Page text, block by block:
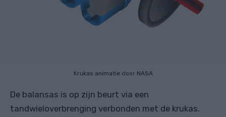
Krukas animatie door NASA
De balansas is op zijn beurt via een
tandwieloverbrenging verbonden met de krukas.